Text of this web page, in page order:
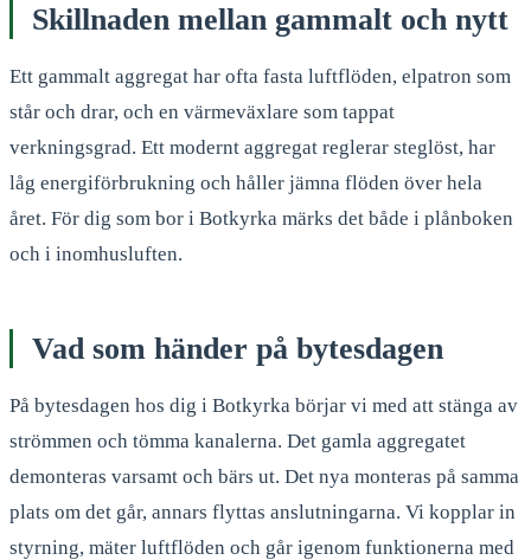
Skillnaden mellan gammalt och nytt
Ett gammalt aggregat har ofta fasta luftflöden, elpatron som
står och drar, och en värmeväxlare som tappat
verkningsgrad. Ett modernt aggregat reglerar steglöst, har
låg energiförbrukning och håller jämna flöden över hela
året. För dig som bor i Botkyrka märks det både i plånboken
och i inomhusluften.
Vad som händer på bytesdagen
På bytesdagen hos dig i Botkyrka börjar vi med att stänga av
strömmen och tömma kanalerna. Det gamla aggregatet
demonteras varsamt och bärs ut. Det nya monteras på samma
plats om det går, annars flyttas anslutningarna. Vi kopplar in
styrning, mäter luftflöden och går igenom funktionerna med